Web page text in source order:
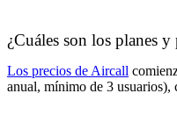
¿Cuáles son los planes
Los precios de Aircall
anual, mínimo de 3 usuarios),